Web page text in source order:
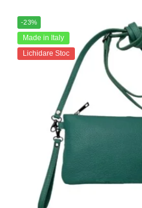
-23%
Made in Italy
Lichidare Stoc